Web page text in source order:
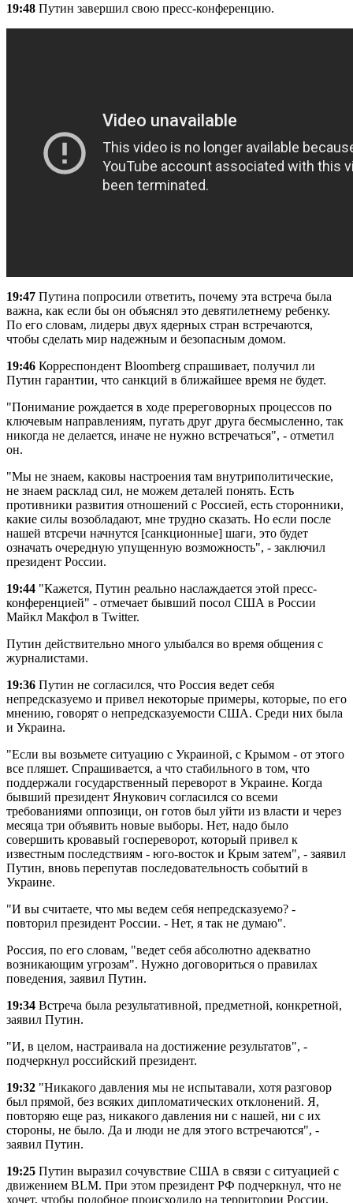
19:48 Путин завершил свою пресс-конференцию.
19:47 Путина попросили ответить, почему эта встреча была
важна, как если бы он объяснял это девятилетнему ребенку.
По его словам, лидеры двух ядерных стран встречаются,
чтобы сделать мир надежным и безопасным домом.
19:46 Корреспондент Bloomberg спрашивает, получил ли
Путин гарантии, что санкций в ближайшее время не будет.
"Понимание рождается в ходе пререговорных процессов по
ключевым направлениям, пугать друг друга бесмысленно, так
никогда не делается, иначе не нужно встречаться", - отметил
он.
"Мы не знаем, каковы настроения там внутриполитические,
не знаем расклад сил, не можем деталей понять. Есть
противники развития отношений с Россией, есть сторонники,
какие силы возобладают, мне трудно сказать. Но если после
нашей втсречи начнутся [санкционные] шаги, это будет
означать очередную упущенную возможность", - заключил
президент России.
19:44 "Кажется, Путин реально наслаждается этой пресс-
конференцией" - отмечает бывший посол США в России
Майкл Макфол в Twitter.
Путин действительно много улыбался во время общения с
журналистами.
19:36 Путин не согласился, что Россия ведет себя
непредсказуемо и привел некоторые примеры, которые, по его
мнению, говорят о непредсказуемости США. Среди них была
и Украина.
"Если вы возьмете ситуацию с Украиной, с Крымом - от этого
все пляшет. Спрашивается, а что стабильного в том, что
поддержали государственный переворот в Украине. Когда
бывший президент Янукович согласился со всеми
требованиями оппозици, он готов был уйти из власти и через
месяца три объявить новые выборы. Нет, надо было
совершить кровавый госпереворот, который привел к
известным последствиям - юго-восток и Крым затем", - заявил
Путин, вновь перепутав последовательность событий в
Украине.
"И вы считаете, что мы ведем себя непредсказуемо? -
повторил президент России. - Нет, я так не думаю".
Россия, по его словам, "ведет себя абсолютно адекватно
возникающим угрозам". Нужно договориться о правилах
поведения, заявил Путин.
19:34 Встреча была результативной, предметной, конкретной,
заявил Путин.
"И, в целом, настраивала на достижение результатов", -
подчеркнул российский президент.
19:32 "Никакого давления мы не испытавали, хотя разговор
был прямой, без всяких дипломатических отклонений. Я,
повторяю еще раз, никакого давления ни с нашей, ни с их
стороны, не было. Да и люди не для этого встречаются", -
заявил Путин.
19:25 Путин выразил сочувствие США в связи с ситуацией с
движением BLM. При этом президент РФ подчеркнул, что не
хочет, чтобы подобное происходило на территории России,